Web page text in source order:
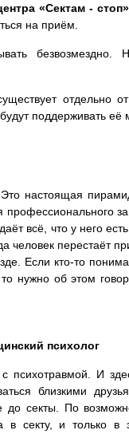
«Сектам -
на приём.
безвозмездно.
отдельно
поддерживать её
настоящая
всё, что у него есть
человек перестаёт
Если кто-то
нужно об этом
психолог
психотравмой. И
близкими
секты. По
в секту, и только в